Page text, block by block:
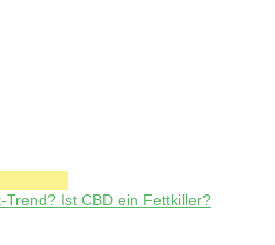
Trend? Ist CBD ein Fettkiller?